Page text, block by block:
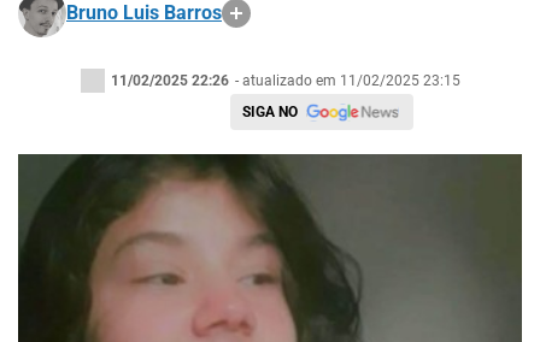
Bruno Luis Barros
11/02/2025 22:26 - atualizado em 11/02/2025 23:15
SIGA NO